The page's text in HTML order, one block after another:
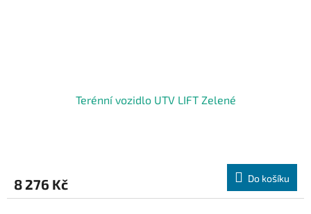
Terénní vozidlo UTV LIFT Zelené
8 276 Kč Do košíku